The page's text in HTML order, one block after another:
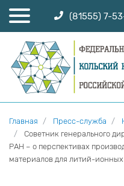
(81555) 7-
Главная Пресс-служба
Советник генерального
РАН – о перспективах
материалов для литий-ионных